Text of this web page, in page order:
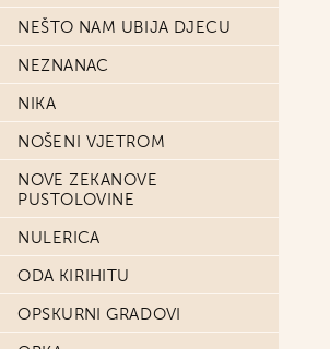
NEŠTO NAM UBIJA DJECU
NEZNANAC
NIKA
NOŠENI VJETROM
NOVE ZEKANOVE
PUSTOLOVINE
NULERICA
ODA KIRIHITU
OPSKURNI GRADOVI